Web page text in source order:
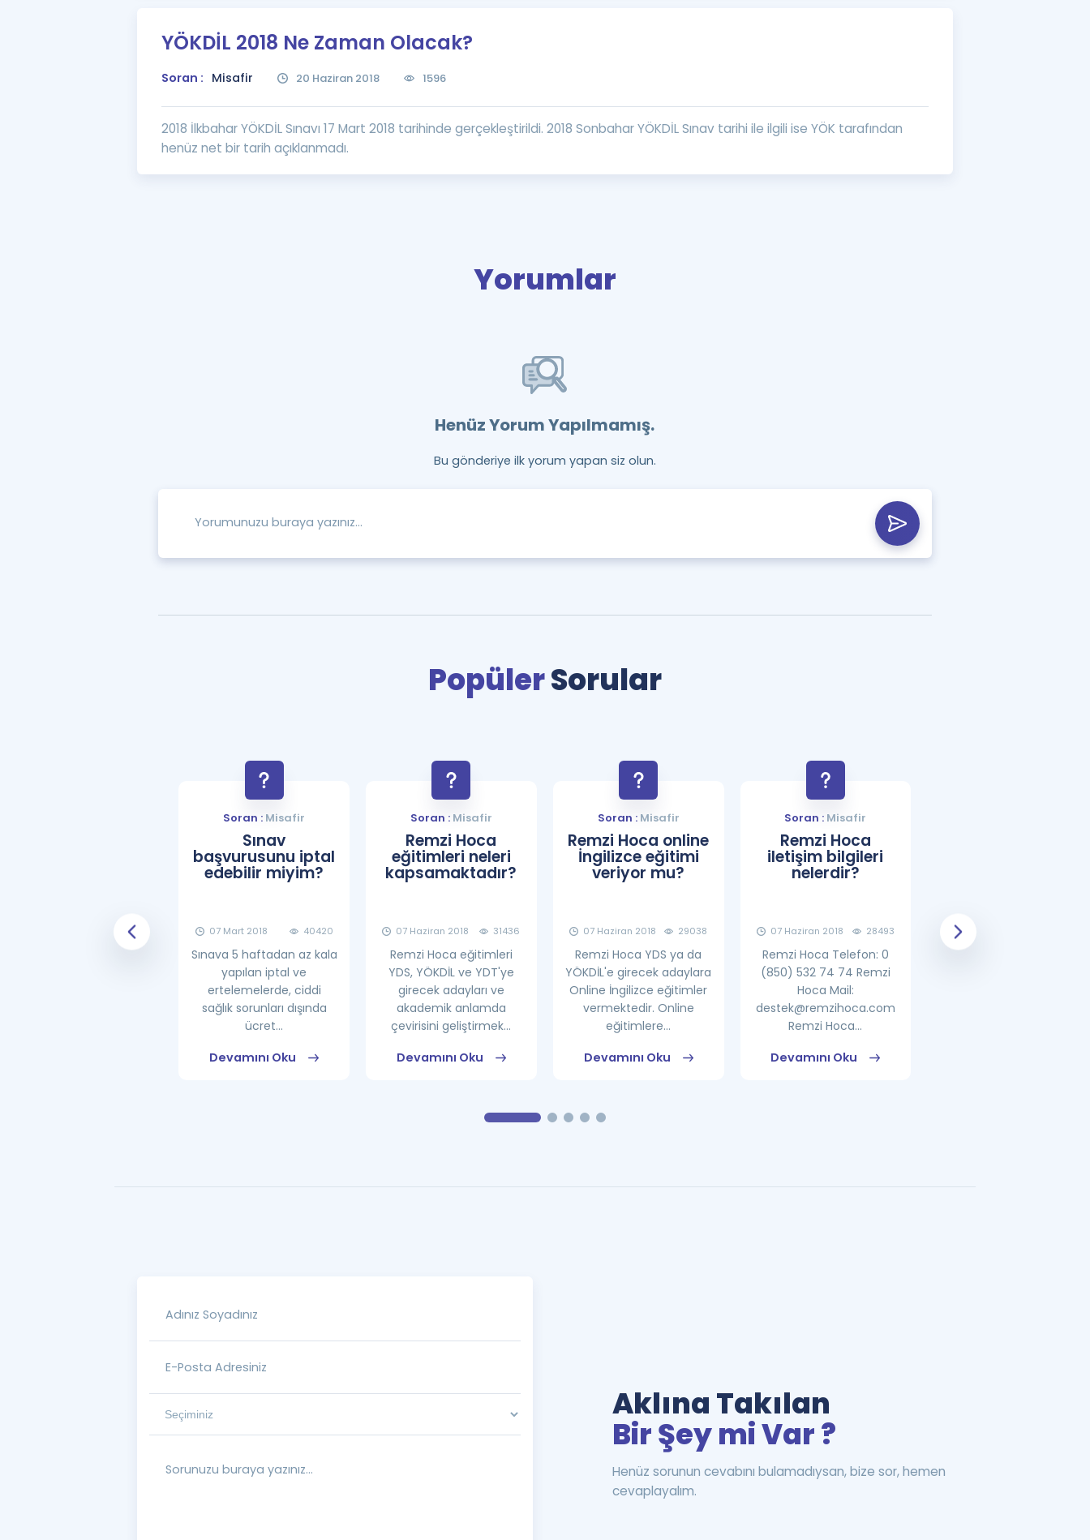
İngilizce Gramer
YÖKDİL 2018 Ne Zaman Olacak?
Soran : Misafir 20 Haziran 2018 1596
2018 İlkbahar YÖKDİL Sınavı 17 Mart 2018 tarihinde gerçekleştirildi. 2018 Sonbahar YÖKDİL Sınav tarihi ile ilgili ise YÖK tarafından
henüz net bir tarih açıklanmadı.
Yorumlar
Henüz Yorum Yapılmamış.
Bu gönderiye ilk yorum yapan siz olun.
PopülerSorular
25860
Soran : Misafir
Sınav
başvurusunu iptal
edebilir miyim?
07 Mart 2018 40420
Sınava 5 haftadan az kala
yapılan iptal ve
ertelemelerde, ciddi
sağlık sorunları dışında
ücret...
Devamını Oku
Soran :Misafir
Remzi Hoca
eğitimleri neleri
kapsamaktadır?
07 Haziran 2018 31436
Remzi Hoca eğitimleri
YDS, YÖKDİL ve YDT'ye
girecek adayları ve
akademik anlamda
çevirisini geliştirmek...
Devamını Oku
Soran :Misafir
Remzi Hoca online
İngilizce eğitimi
veriyor mu?
07 Haziran 2018 29038
Remzi Hoca YDS ya da
YÖKDİL'e girecek adaylara
Online İngilizce eğitimler
vermektedir. Online
eğitimlere...
Devamını Oku
Soran : Misafir
Remzi Hoca
iletişim bilgileri
nelerdir?
07 Haziran 2018 28493
Remzi Hoca Telefon: 0
(850) 532 74 74 Remzi
Hoca Mail:
destek@remzihoca.com
Remzi Hoca...
Devamını Oku
08 Haziran 2018
Aklına Takılan
Bir Şey mi Var ?
Henüz sorunun cevabını bulamadıysan, bize sor, hemen
cevaplayalım.